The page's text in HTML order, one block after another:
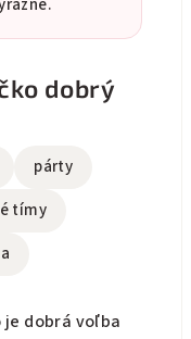
dobrý
párty
tímy
dobrá voľba